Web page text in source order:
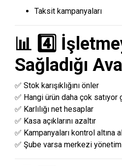
Taksit kampanyaları
📊 4️⃣
Sağladığı
✅ Stok karışıklığını önler
✅ Hangi ürün daha çok satıyor
✅ Karlılığı net hesaplar
✅ Kasa açıklarını azaltır
✅ Kampanyaları kontrol altına
✅ Şube varsa merkezi